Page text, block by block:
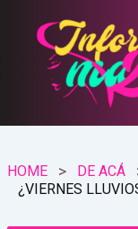
contenido
HOME
DE ACÁ
¿VIERNES